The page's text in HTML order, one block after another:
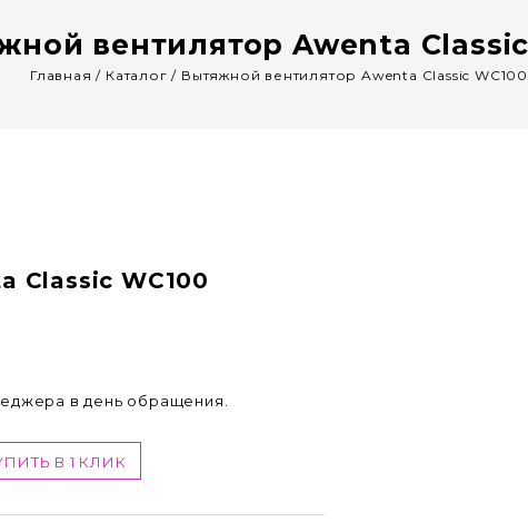
вентилятор Awenta Classic
Главная / Каталог / Вытяжной вентилятор Awenta Classic WC100
Classic WC100
в день обращения.
В 1 КЛИК